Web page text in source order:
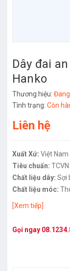
Dây đai
Hanko
Thương hiệu:
Tình trạng: Còn
Liên hệ
Xuất Xứ: Việt Nam
Tiêu chuẩn: TCVN
Chất liệu dây: Sợi
Chất liệu móc:
Màu sắc:
[Xem tiếp]
Gọi ngay